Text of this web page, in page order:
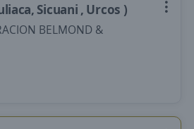
Sicuani , Urcos )
BELMOND &